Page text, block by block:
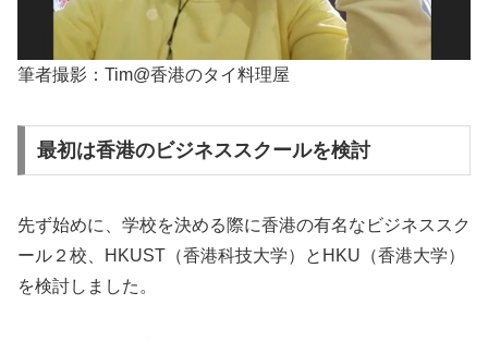
筆者撮影：Tim@香港のタイ料理屋
最初は香港のビジネススクールを検討
先ず始めに、学校を決める際に香港の有名なビジネススク
ール２校、HKUST（香港科技大学）とHKU（香港大学）
を検討しました。